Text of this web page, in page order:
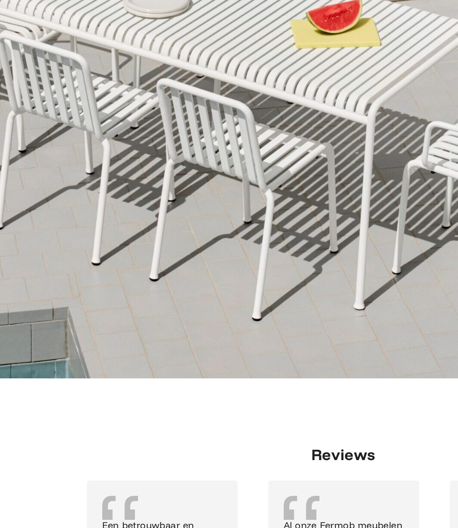
Reviews
Een betrouwbaar en Al onze Fermob meubelen